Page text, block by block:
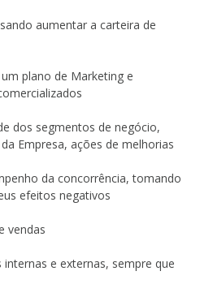
aumentar a carteira de
plano de Marketing e
segmentos de negócio,
Empresa, ações de melhorias
da concorrência, tomando
efeitos negativos
vendas
e externas, sempre que